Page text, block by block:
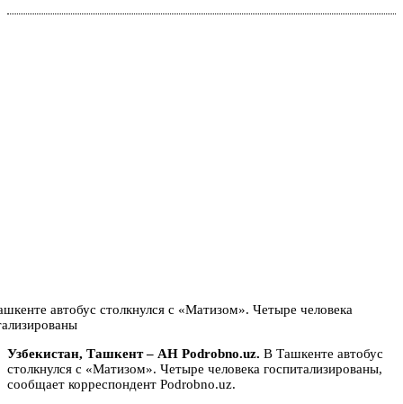
Узбекистан, Ташкент – АН Podrobno.uz. В Ташкенте автобус
столкнулся с «Матизом». Четыре человека госпитализированы,
сообщает корреспондент Podrobno.uz.